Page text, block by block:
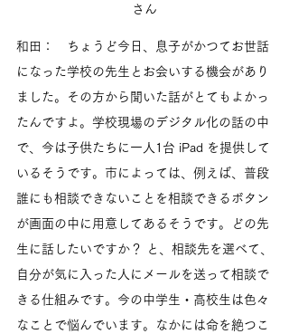
さん
和田：　ちょうど今日、息子がかつてお世話
になった学校の先生とお会いする機会があり
ました。その方から聞いた話がとてもよかっ
たんですよ。学校現場のデジタル化の話の中
で、今は子供たちに一人1台 iPad を提供して
いるそうです。市によっては、例えば、普段
誰にも相談できないことを相談できるボタン
が画面の中に用意してあるそうです。どの先
生に話したいですか？ と、相談先を選べて、
自分が気に入った人にメールを送って相談で
きる仕組みです。今の中学生・高校生は色々
なことで悩んでいます。なかには命を絶つこ